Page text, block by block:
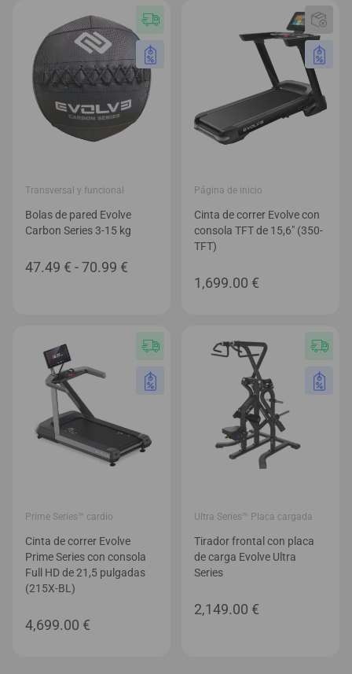
Transversal y funcional
Bolas de pared Evolve
Carbon Series 3-15 kg
47.49 € -70.99 €
47.49 €
hasta
70.99 €
Página de inicio
Cinta de correr Evolve con
consola TFT de 15,6″ (350-
TFT)
1,699.00 €
Prime Series™ cardio
Cinta de correr Evolve
Prime Series con consola
Full HD de 21,5 pulgadas
(215X-BL)
4,699.00 €
Ultra Series™ Placa cargada
Tirador frontal con placa
de carga Evolve Ultra
Series
2,149.00 €